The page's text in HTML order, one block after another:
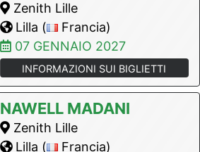
Zenith Lille
Lilla (
Francia)
07 GENNAIO 2027
INFORMAZIONI SUI BIGLIETTI
NAWELL MADANI
Zenith Lille
Lilla (
Francia)